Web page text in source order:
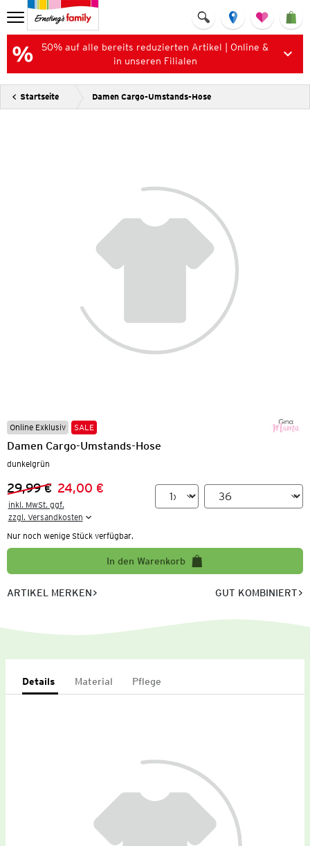
50% auf alle bereits reduzierten Artikel | Online &
in unseren Filialen
Startseite Damen Cargo-Umstands-Hose
Online Exklusiv SALE
Damen Cargo-Umstands-Hose
dunkelgrün
Vorheriger Preis:
29,99 €
Neuer Preis:24,00 €
inkl. MwSt. ggf.
zzgl. Versandkosten
Nur noch wenige Stück verfügbar.
In den Warenkorb
ARTIKEL MERKEN GUT KOMBINIERT
Details Material Pflege